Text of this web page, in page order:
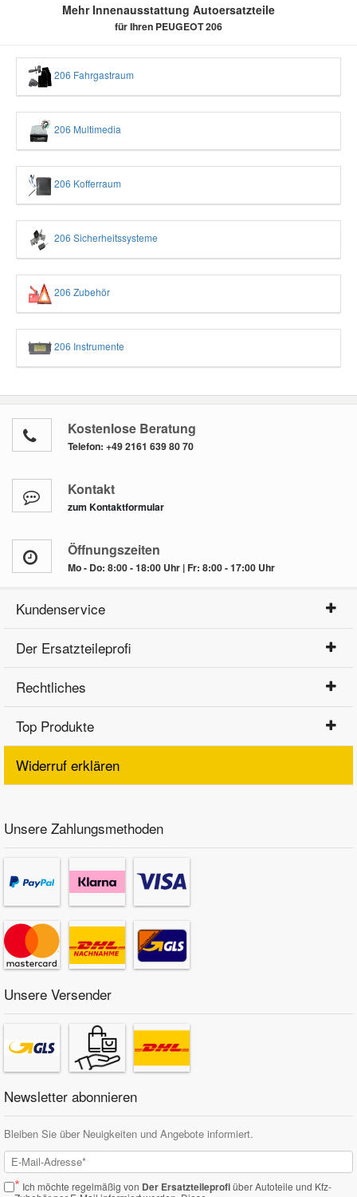
Mehr Innenausstattung Autoersatzteile
für Ihren PEUGEOT 206
206 Fahrgastraum
206 Multimedia
206 Kofferraum
206 Sicherheitssysteme
206 Zubehör
206 Instrumente
Kostenlose Beratung
Telefon: +49 2161 639 80 70
Kontakt
zum Kontaktformular
Öffnungszeiten
Mo - Do: 8:00 - 18:00 Uhr | Fr: 8:00 - 17:00 Uhr
Kundenservice
Der Ersatzteileprofi
Rechtliches
Top Produkte
Widerruf erklären
Unsere Zahlungsmethoden
Unsere Versender
Newsletter abonnieren
Bleiben Sie über Neuigkeiten und Angebote informiert.
* Ich möchte regelmäßig von Der Ersatzteileprofiüber Autoteile und Kfz-